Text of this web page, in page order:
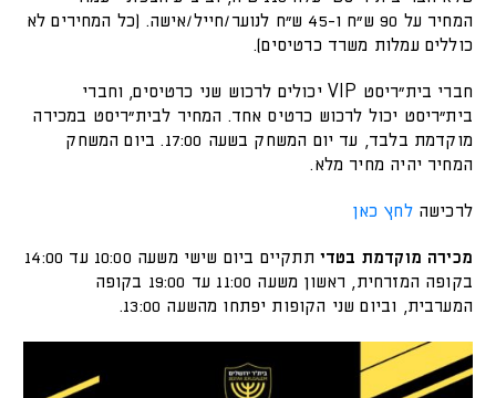
המחיר על 90 ש"ח ו-45 ש"ח לנוער/חייל/אישה. (כל המחירים לא
כוללים עמלות משרד כרטיסים).
חברי בית"ריסט VIP יכולים לרכוש שני כרטיסים, וחברי
בית"ריסט יכול לרכוש כרטיס אחד. המחיר לבית״ריסט במכירה
מוקדמת בלבד, עד יום המשחק בשעה 17:00. ביום המשחק
המחיר יהיה מחיר מלא.
לרכישהלחץ כאן
מכירה מוקדמת בטדי
תתקיים ביום שישי משעה 10:00 עד 14:00
בקופה המזרחית, ראשון משעה 11:00 עד 19:00 בקופה
המערבית, וביום שני הקופות יפתחו מהשעה 13:00.